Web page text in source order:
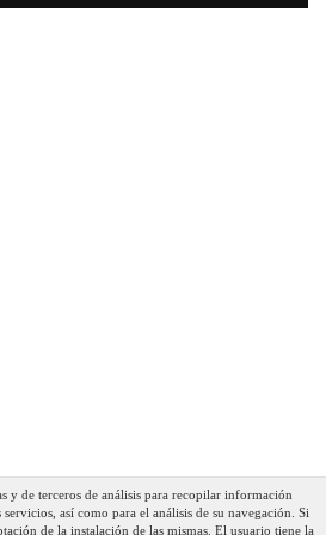
y de terceros de análisis para recopilar información
así como para el análisis de su navegación. Si
de la instalación de las mismas. El usuario tiene la